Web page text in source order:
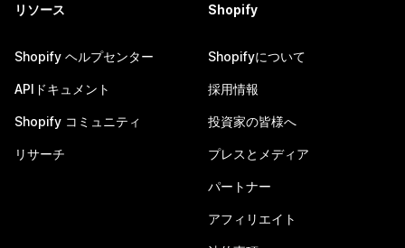
リソース
Shopify ヘルプセンター
APIドキュメント
Shopify コミュニティ
リサーチ
Shopify
Shopifyについて
採用情報
投資家の皆様へ
プレスとメディア
パートナー
アフィリエイト